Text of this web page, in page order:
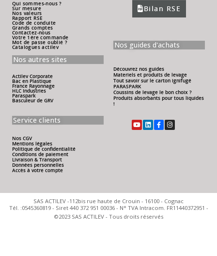
Qui sommes-nous ?
Sur mesure
Nos valeurs
Rapport RSE
Code de conduite
Grands comptes
Contactez-nous
Votre 1ére commande
Mot de passe oublié ?
Catalogues actilev
Bilan RSE
Nos autres sites
Actilev Corporate
Bac en Plastique
France Rayonnage
HLC Industries
Paraspark
Basculeur de GRV
Nos guides d'achats
Découvrez nos guides
Materiels et produits de levage
Tout savoir sur le carton ignifugé
PARASPARK
Coussins de levage le bon choix ?
Produits absorbants pour tous liquides
!
Service clients
Nos CGV
Mentions légales
Politique de confidentialité
Conditions de paiement
Livraison & Transport
Données personnelles
Accès à votre compte
SAS ACTILEV -112bis rue haute de Crouin - 16100 - Cognac
Tél. :0545360819 - Siret 440 372 951 00036 - N° TVA Intracom. FR11440372951 -
©2023 SAS ACTILEV - Tous droits réservés​